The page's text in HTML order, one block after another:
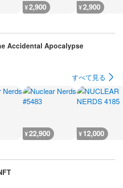
¥2,900 ¥2,900
Accidental Apocalypse
すべて見る
¥22,900 ¥12,000